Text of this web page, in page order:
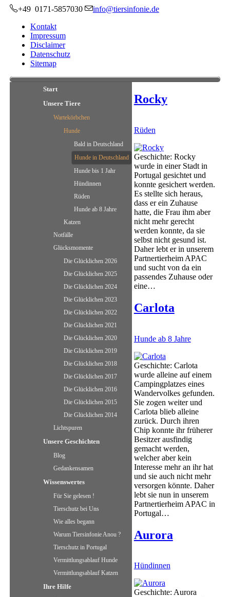
+49 0171-5857030 info@tiersinfonie.de
Kontakt
Impressum
Disclaimer
Datenschutz
Sitemap
Start
Unsere Tiere
Wartekörbchen
Hunde
Bald in Deutschland
Hunde in Deutschland
Hunde bis 1 Jahr
Hündinnen
Rüden
Hunde ab 8 Jahre
Katzen
Notfälle
Glücksmomente
Die Glücklichen 2026
Die Glücklichen 2025
Die Glücklichen 2024
Die Glücklichen 2023
Die Glücklichen 2022
Die Glücklichen 2021
Die Glücklichen 2020
Die Glücklichen 2019
Die Glücklichen 2018
Die Glücklichen 2017
Die Glücklichen 2016
Die Glücklichen 2015
Die Glücklichen 2014
Lichtspuren
Unsere Geschichten
Blog
Gedankensamen
Wissenswertes
Für Sie gelesen !
Tierschutz bei Uns
Wie alles begann
Warum Tiersinfonie Anou ?
Tierschutz in Portugal
Vermittlungsablauf Hunde
Vermittlungsablauf Katzen
Ihre Hilfe
Rocky
Rüden
Geschichte: Rocky
wurde in einer Stadt in
Portugal gesichtet und
konnte gesichert werden.
Es stellte sich heraus,
dass er ein Zuhause
hatte, die Frau ihm aber
nicht mehr gerecht
werden konnte, da sie
selbst nicht gesund ist.
Daher lebt er in unserem
Partnertierheim APAC
und sucht von da ein
passendes Zuhause oder
eine…
Carlota
Hunde ab 8 Jahre
Geschichte: Carlota
wurde alleine auf einem
Campingplatzes eines
Wandervolkes gefunden.
Sie zogen weiter und
Carlota blieb alleine
zurück. Durch ihren
Chip konnte ihr früherer
Besitzer ausfindig
gemacht werden,
welcher aber kein
Interesse mehr an ihr hat
und sie auch nicht mehr
versorgen könnte. Daher
lebt sie nun in unserem
Partnertierheim APAC in
Portugal…
Aurora
Hündinnen
Geschichte: Aurora